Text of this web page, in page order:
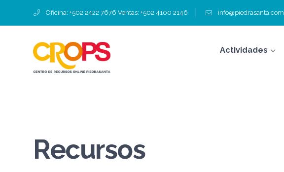
Oficina: +502 2422 7676 Ventas: +502 4100 2146 info@piedrasanta.com
Actividades
Recursos